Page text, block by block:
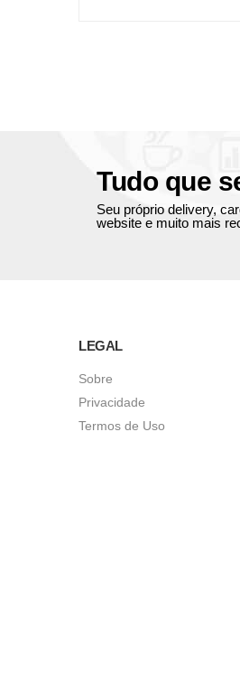
Tudo que
Seu próprio delivery,
website e muito mais
LEGAL
Sobre
Privacidade
Termos de Uso